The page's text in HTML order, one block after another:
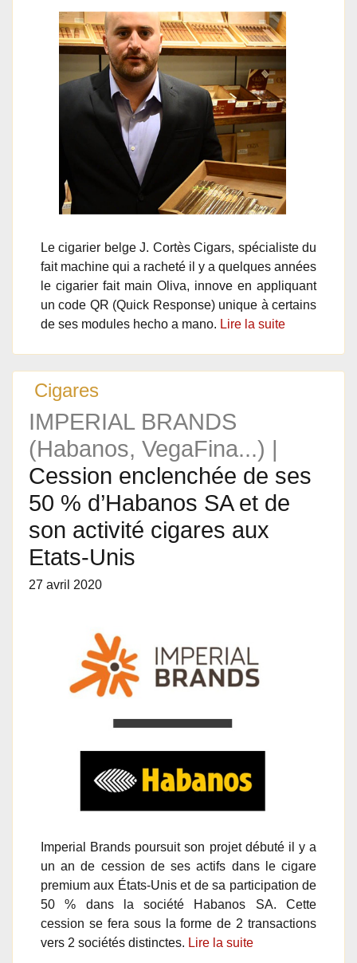
Le cigarier belge J. Cortès Cigars, spécialiste du
fait machine qui a racheté il y a quelques années
le cigarier fait main Oliva, innove en appliquant
un code QR (Quick Response) unique à certains
de ses modules hecho a mano. Lire la suite
Cigares
IMPERIAL BRANDS
(Habanos, VegaFina...) |
Cession enclenchée de ses
50 % d’Habanos SA et de
son activité cigares aux
Etats-Unis
27 avril 2020
Imperial Brands poursuit son projet débuté il y a
un an de cession de ses actifs dans le cigare
premium aux États-Unis et de sa participation de
50 % dans la société Habanos SA. Cette
cession se fera sous la forme de 2 transactions
vers 2 sociétés distinctes. Lire la suite